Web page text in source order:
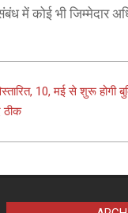
में कोई भी जिम्मेदार
10, मई से शुरू होगी
ठीक